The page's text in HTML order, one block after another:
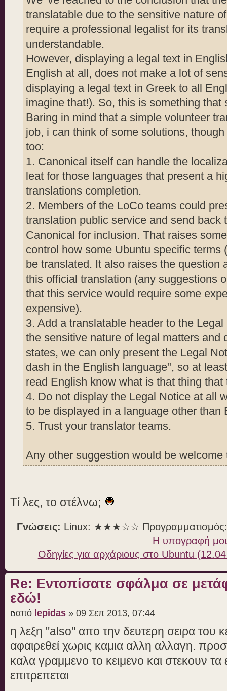
translatable due to the sensitive nature
require a professional legalist for its
understandable.
However, displaying a legal text in
English at all, does not make a lot of
displaying a legal text in Greek to all
imagine that!). So, this is something that
Baring in mind that a simple volunteer
job, i can think of some solutions,
too:
1. Canonical itself can handle the
leat for those languages that present a
translations completion.
2. Members of the LoCo teams could
translation public service and send back
Canonical for inclusion. That raises
control how some Ubuntu specific terms
be translated. It also raises the question
this official translation (any suggestions
that this service would require some
expensive).
3. Add a translatable header to the
the sensitive nature of legal matters and
states, we can only present the Legal
dash in the English language", so at
read English know what is that thing that
4. Do not display the Legal Notice at all
to be displayed in a language other than
5. Trust your translator teams.
Any other suggestion would be welcome
Τί λες, το στέλνω;
Γνώσεις: Linux: ★★★☆☆
Η υπογραφή
Οδηγίες για αρχάριους στο Ubuntu
Re: Εντοπίσατε σφάλμα σε
εδώ!
από lepidas » 09 Σεπ 2013, 07:44
η λεξη "also" απο την δευτερη σειρα του
αφαιρεθεί χωρις καμια αλλη αλλαγη.
καλα γραμμενο το κειμενο και στεκουν τα
επιτρεπεται